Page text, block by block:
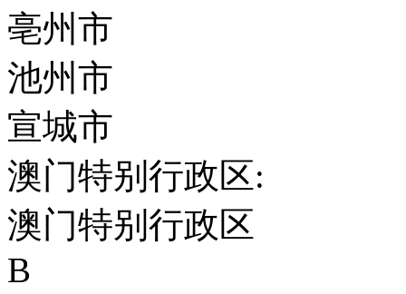
亳州市
池州市
宣城市
澳门特别行政区:
澳门特别行政区
B